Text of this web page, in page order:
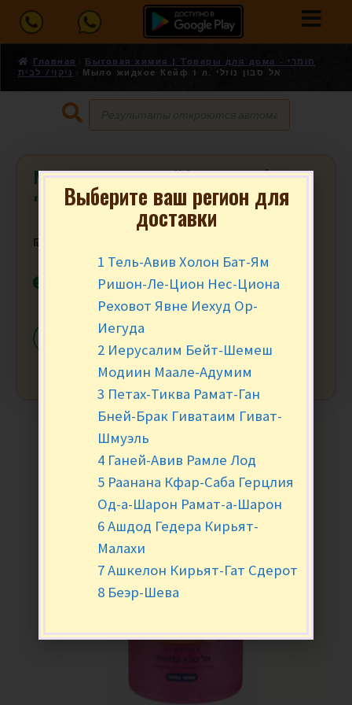
Главная
Бытовая химия | Товары для дома - חומרי
ניקוי/ לבית
Мыло жидкое Кейф 1 л. אל סבון נוזלי
Мыло жидкое Кейф 1 л. אל סבון
נוזלי
₪
В наличии
+
Выберите ваш регион для
доставки
1 Тель-Авив Холон Бат-Ям
Ришон-Ле-Цион Нес-Циона
Реховот Явне Иехуд Ор-
Иегуда
2 Иерусалим Бейт-Шемеш
Модиин Маале-Адумим
3 Петах-Тиква Рамат-Ган
Бней-Брак Гиватаим Гиват-
Шмуэль
4 Ганей-Авив Рамле Лод
5 Раанана Кфар-Саба Герцлия
Од-а-Шарон Рамат-а-Шарон
6 Ашдод Гедера Кирьят-
Малахи
7 Ашкелон Кирьят-Гат Сдерот
8 Беэр-Шева